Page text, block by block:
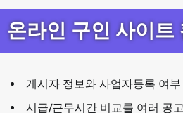
온라인 구인 사이트
게시자 정보와 사업자등록 여
시급/근무시간 비교를 여러 공